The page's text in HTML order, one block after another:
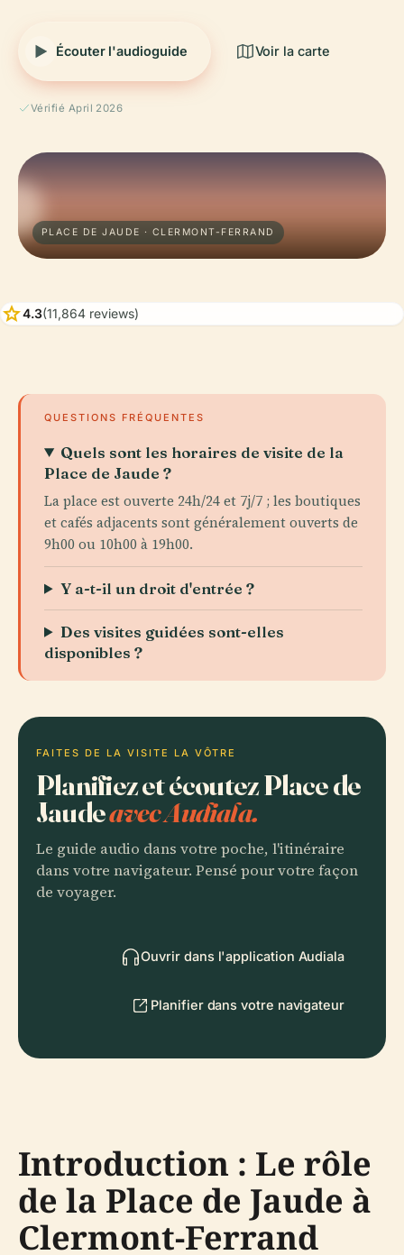
Écouter l'audioguide Voir la carte
Vérifié April 2026
PLACE DE JAUDE · CLERMONT-FERRAND
star4.3(11,864 reviews)
QUESTIONS FRÉQUENTES
Quels sont les horaires de visite de la
Place de Jaude ?
La place est ouverte 24h/24 et 7j/7 ; les boutiques
et cafés adjacents sont généralement ouverts de
9h00 ou 10h00 à 19h00.
Y a-t-il un droit d'entrée ?
Des visites guidées sont-elles
disponibles ?
FAITES DE LA VISITE LA VÔTRE
Planifiez et écoutez Place de
Jaudeavec Audiala.
Le guide audio dans votre poche, l'itinéraire
dans votre navigateur. Pensé pour votre façon
de voyager.
Ouvrir dans l'application Audiala
Planifier dans votre navigateur
Introduction : Le rôle
de la Place de Jaude à
Clermont-Ferrand